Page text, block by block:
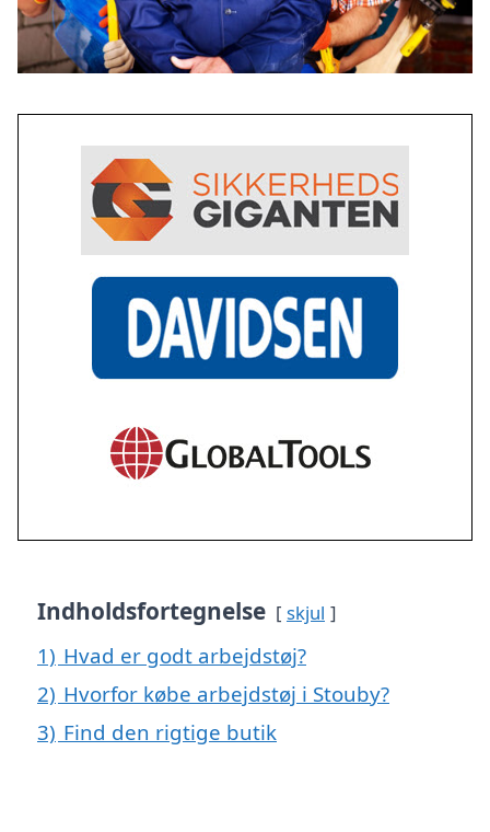
Indholdsfortegnelse skjul
1) Hvad er godt arbejdstøj?
2) Hvorfor købe arbejdstøj i Stouby?
3) Find den rigtige butik